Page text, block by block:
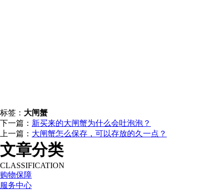
标签： 大闸蟹
下一篇： 新买来的大闸蟹为什么会吐泡泡？
上一篇： 大闸蟹怎么保存，可以存放的久一点？
文章分类
CLASSIFICATION
购物保障
服务中心